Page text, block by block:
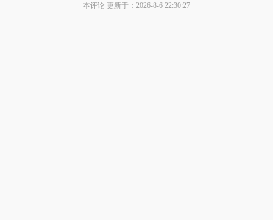
本评论 更新于：2026-8-6 22:30:27